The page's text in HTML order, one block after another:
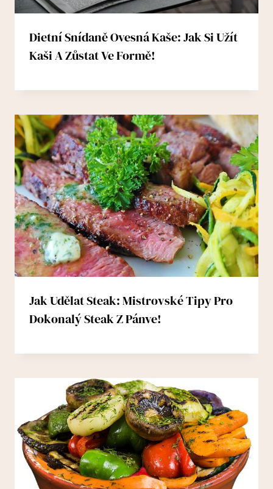
Dietní Snídaně Ovesná Kaše: Jak Si Užít
Kaši A Zůstat Ve Formě!
Jak Udělat Steak: Mistrovské Tipy Pro
Dokonalý Steak Z Pánve!